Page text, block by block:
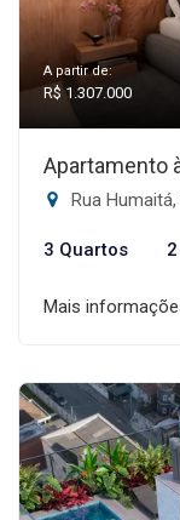
A partir de:
R$ 1.307.000
Apartamento
Rua
3 Quartos
Mais